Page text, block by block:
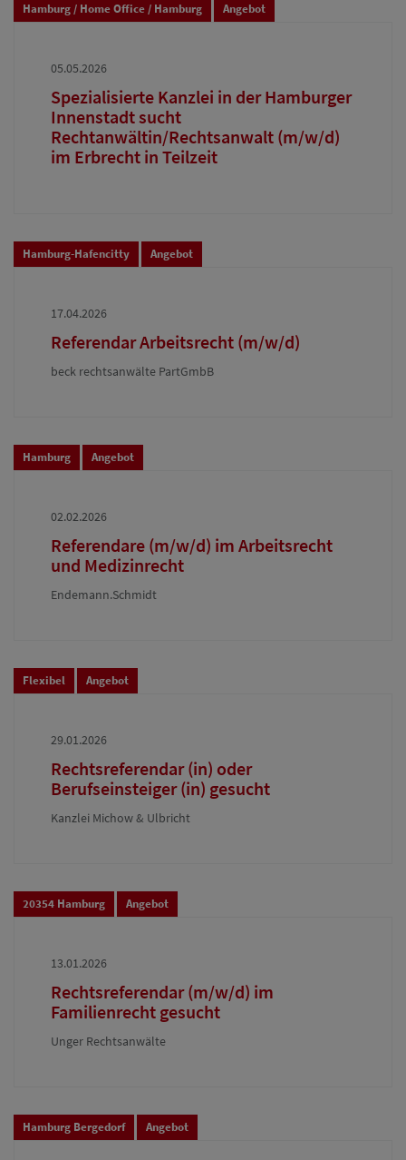
Hamburg / Home Office / Hamburg Angebot
05.05.2026
Spezialisierte Kanzlei in der Hamburger
Innenstadt sucht
Rechtanwältin/Rechtsanwalt (m/w/d)
im Erbrecht in Teilzeit
Hamburg-Hafencitty Angebot
17.04.2026
Referendar Arbeitsrecht (m/w/d)
beck rechtsanwälte PartGmbB
Hamburg Angebot
02.02.2026
Referendare (m/w/d) im Arbeitsrecht
und Medizinrecht
Endemann.Schmidt
Flexibel Angebot
29.01.2026
Rechtsreferendar (in) oder
Berufseinsteiger (in) gesucht
Kanzlei Michow & Ulbricht
20354 Hamburg Angebot
13.01.2026
Rechtsreferendar (m/w/d) im
Familienrecht gesucht
Unger Rechtsanwälte
Hamburg Bergedorf Angebot